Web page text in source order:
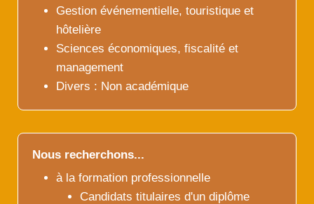
Gestion événementielle, touristique et
hôtelière
Sciences économiques, fiscalité et
management
Divers : Non académique
Nous recherchons...
à la formation professionnelle
Candidats titulaires d'un diplôme